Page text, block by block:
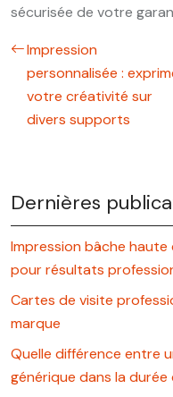
sécurisée de votre
Impression
personnalisée :
votre créativité sur
divers supports
Dernières
Impression bâche
pour résultats
Cartes de visite
marque
Quelle différence entre
générique dans la durée